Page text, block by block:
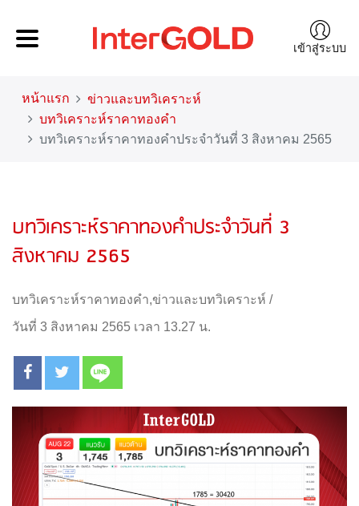
เข้าสู่ระบบ
หน้าแรก
ข่าวและบทวิเคราะห์
บทวิเคราะห์ราคาทองคำ
บทวิเคราะห์ราคาทองคำประจำวันที่ 3 สิงหาคม 2565
บทวิเคราะห์ราคาทองคำประจำวันที่ 3
สิงหาคม 2565
บทวิเคราะห์ราคาทองคำ,ข่าวและบทวิเคราะห์ /
วันที่ 3 สิงหาคม 2565 เวลา 13.27 น.